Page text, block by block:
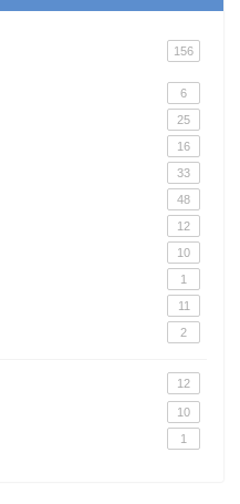
156
6
25
16
33
48
12
10
1
11
2
12
10
1